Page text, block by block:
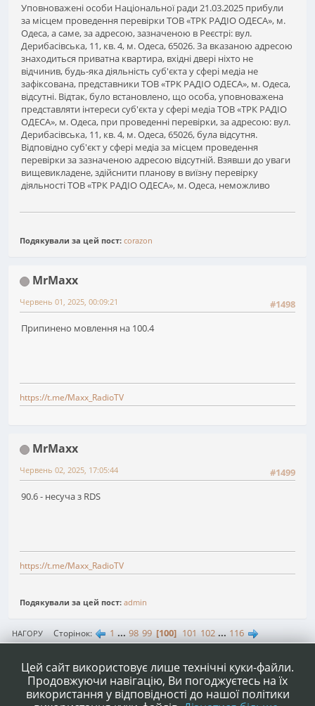
Уповноважені особи Національної ради 21.03.2025 прибули
за місцем проведення перевірки ТОВ «ТРК РАДІО ОДЕСА», м.
Одеса, а саме, за адресою, зазначеною в Реєстрі: вул.
Дерибасівська, 11, кв. 4, м. Одеса, 65026. За вказаною адресою
знаходиться приватна квартира, вхідні двері ніхто не
відчинив, будь-яка діяльність суб'єкта у сфері медіа не
зафіксована, представники ТОВ «ТРК РАДІО ОДЕСА», м. Одеса,
відсутні. Відтак, було встановлено, що особа, уповноважена
представляти інтереси суб'єкта у сфері медіа ТОВ «ТРК РАДІО
ОДЕСА», м. Одеса, при проведенні перевірки, за адресою: вул.
Дерибасівська, 11, кв. 4, м. Одеса, 65026, була відсутня.
Відповідно суб'єкт у сфері медіа за місцем проведення
перевірки за зазначеною адресою відсутній. Взявши до уваги
вищевикладене, здійснити планову в виїзну перевірку
діяльності ТОВ «ТРК РАДІО ОДЕСА», м. Одеса, неможливо
Подякували за цей пост: corazon
MrMaxx
#1498
Червень 01, 2025, 00:09:21
Припинено мовлення на 100.4
https://t.me/Maxx_RadioTV
MrMaxx
#1499
Червень 02, 2025, 17:05:44
90.6 - несуча з RDS
https://t.me/Maxx_RadioTV
Подякували за цей пост: admin
НАГОРУ Сторінок 1 ... 98 99 100 101 102 ... 116
Цей сайт використовує лише технічні куки-файли.
Продовжуючи навігацію, Ви погоджуєтесь на їх
використання у відповідності до нашої політики